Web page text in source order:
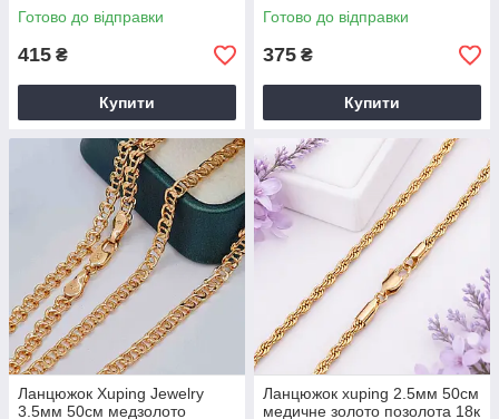
Готово до відправки
415 ₴
Купити
Готово до відправки
375 ₴
Купити
Ланцюжок Xuping Jewelry
3.5мм 50см медзолото
Ланцюжок xuping 2.5мм 50см
медичне золото позолота 18к